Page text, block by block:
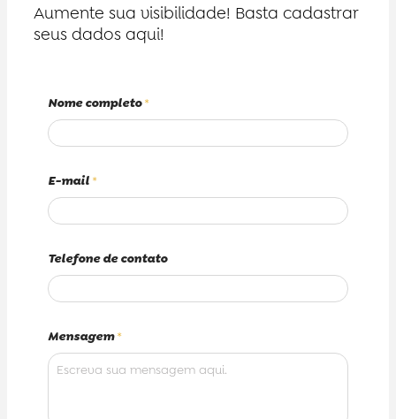
Aumente sua visibilidade! Basta cadastrar
seus dados aqui!
Nome completo*
E-mail *
Telefone de contato
Mensagem*